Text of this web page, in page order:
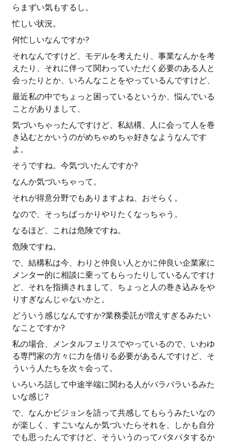
らまずい気もするし。
忙しい状況。
何忙しいなんですか?
それなんですけど、モデルを考えたり、事業なんかを考
えたり、それに伴って関わっていただく必要のある人と
会ったりとか、いろんなことをやっているんですけど、
最近私の中でちょっと困っているというか、悩んでいる
ことがありまして、
気づいちゃったんですけど、私結構、人に会って人を巻
き込むとかいうのがめちゃめちゃ好きなようなんです
よ。
そうですね。今気づいたんですか?
なんか気づいちゃって。
それが得意分野でもありますよね、おそらく。
なので、そっちばっかりやりたくなっちゃう。
なるほど、これは危険ですね。
危険ですね。
で、結構私は今、わりと仲良い人とかに仲良い企業家に
メンター的に相談に乗ってもらったりしているんですけ
ど、それを指摘されまして、ちょっと人の巻き込みをや
りすぎなんじゃないかと。
どういう感じなんですか?業務委託が増えすぎるみたい
なことですか?
私の場合、メンタルフェリスでやっているので、いわゆ
る専門家の方々に力を借りる必要があるんですけど、そ
ういう人たちを次々会って。
いろいろ話して中途半端に関わる人がバラバラいるみた
いな感じ?
で、なんかビジョンを語って共感してもらうみたいなの
が楽しく、すごいなんか気づいたらそれを、しかも自分
でも思ったんですけど、そういうのってバタバタするか